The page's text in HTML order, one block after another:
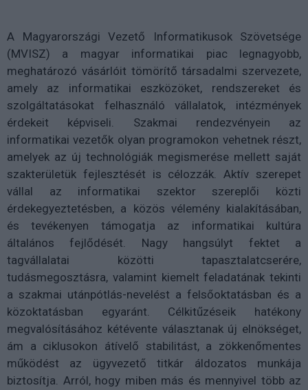
A Magyarországi Vezető Informatikusok Szövetsége
(MVISZ) a magyar informatikai piac legnagyobb,
meghatározó vásárlóit tömörítő társadalmi szervezete,
amely az informatikai eszközöket, rendszereket és
szolgáltatásokat felhasználó vállalatok, intézmények
érdekeit képviseli. Szakmai rendezvényein az
informatikai vezetők olyan programokon vehetnek részt,
amelyek az új technológiák megismerése mellett saját
szakterületük fejlesztését is célozzák. Aktív szerepet
vállal az informatikai szektor szereplői közti
érdekegyeztetésben, a közös vélemény kialakításában,
és tevékenyen támogatja az informatikai kultúra
általános fejlődését. Nagy hangsúlyt fektet a
tagvállalatai közötti tapasztalatcserére,
tudásmegosztásra, valamint kiemelt feladatának tekinti
a szakmai utánpótlás-nevelést a felsőoktatásban és a
közoktatásban egyaránt. Célkitűzéseik hatékony
megvalósításához kétévente választanak új elnökséget,
ám a ciklusokon átívelő stabilitást, a zökkenőmentes
működést az ügyvezető titkár áldozatos munkája
biztosítja. Arról, hogy miben más és mennyivel több az